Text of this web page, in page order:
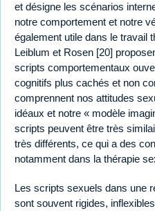
et désigne les scénarios
notre comportement et notre
également utile dans le travail
Leiblum et Rosen [20]
scripts comportementaux
cognitifs plus cachés et non
comprennent nos attitudes
idéaux et notre « modèle
scripts peuvent être très
très différents, ce qui a des
notamment dans la thérapie
Les scripts sexuels dans une
sont souvent rigides,